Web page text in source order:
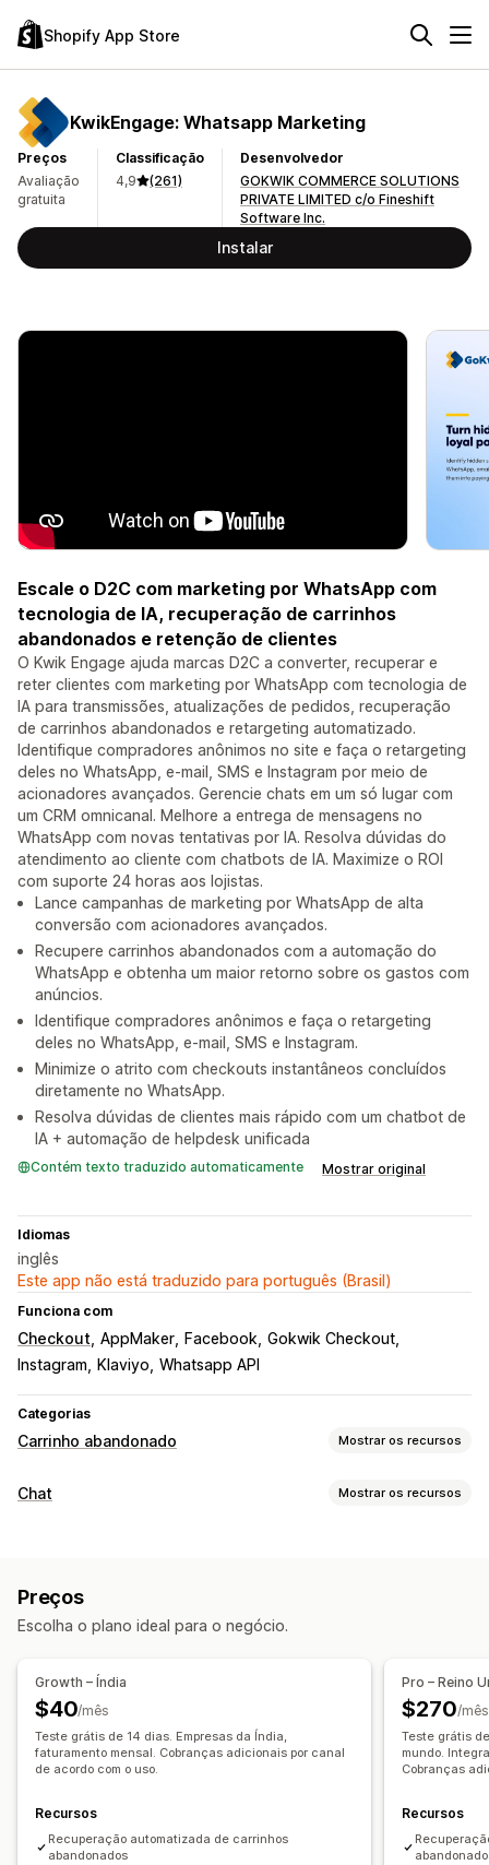
Shopify App Store
KwikEngage: Whatsapp Marketing
Preços
Avaliação
gratuita
Classificação
4,9
(261)
Desenvolvedor
GOKWIK COMMERCE SOLUTIONS
PRIVATE LIMITED c/o Fineshift
Software Inc.
Instalar
Escale o D2C com marketing por WhatsApp com
tecnologia de IA, recuperação de carrinhos
abandonados e retenção de clientes
O Kwik Engage ajuda marcas D2C a converter, recuperar e
reter clientes com marketing por WhatsApp com tecnologia de
IA para transmissões, atualizações de pedidos, recuperação
de carrinhos abandonados e retargeting automatizado.
Identifique compradores anônimos no site e faça o retargeting
deles no WhatsApp, e-mail, SMS e Instagram por meio de
acionadores avançados. Gerencie chats em um só lugar com
um CRM omnicanal. Melhore a entrega de mensagens no
WhatsApp com novas tentativas por IA. Resolva dúvidas do
atendimento ao cliente com chatbots de IA. Maximize o ROI
com suporte 24 horas aos lojistas.
Lance campanhas de marketing por WhatsApp de alta
conversão com acionadores avançados.
Recupere carrinhos abandonados com a automação do
WhatsApp e obtenha um maior retorno sobre os gastos com
anúncios.
Identifique compradores anônimos e faça o retargeting
deles no WhatsApp, e-mail, SMS e Instagram.
Minimize o atrito com checkouts instantâneos concluídos
diretamente no WhatsApp.
Resolva dúvidas de clientes mais rápido com um chatbot de
IA + automação de helpdesk unificada
Contém texto traduzido automaticamente Mostrar original
Idiomas
inglês
Este app não está traduzido para português (Brasil)
Funciona com
Checkout AppMaker Facebook Gokwik Checkout
Instagram
Klaviyo Whatsapp API
Categorias
Carrinho abandonado Mostrar os recursos
Recuperação de carrinho
Acompanhamento de conversões
Fluxos de trabalho automatizados
Opções de exibição
Códigos de desconto personalizados
Acionadores
Modelos Regras de segmentação
Acompanhamento de comportamento
Chat Mostrar os recursos
Redes sociais
Insights sobre os clientes
Respostas automatizadas
Recuperação de carrinho
Verificação de pagamento em dinheiro na entrega
Descontos
Recomendações de produtos
Atualizações de pedidos
Personalização
Preços
Escolha o plano ideal para o negócio.
Growth – Índia
$40/mês
Teste grátis de 14 dias. Empresas da Índia,
faturamento mensal. Cobranças adicionais por canal
de acordo com o uso.
Recursos
Recuperação automatizada de carrinhos
abandonados
Pro – Reino
$270/mês
Teste grátis
mundo.
Cobranças
Recursos